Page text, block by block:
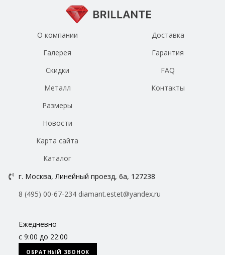
О компании
Галерея
Скидки
Металл
Размеры
Новости
Доставка
Гарантия
FAQ
Контакты
Карта сайта
Каталог
г. Москва, Линейный проезд, 6а, 127238
8 (495) 00-67-234 diamant.estet@yandex.ru
Ежедневно
с 9:00 до 22:00
ОБРАТНЫЙ ЗВОНОК